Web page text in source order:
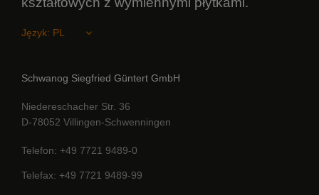
Język:
Schwanog Siegfried Güntert GmbH
Niedereschacher Str. 36
D-78052 Villingen-Schwenningen
Telefon +49 7721 9489-0
Telefax +49 7721 9489-99